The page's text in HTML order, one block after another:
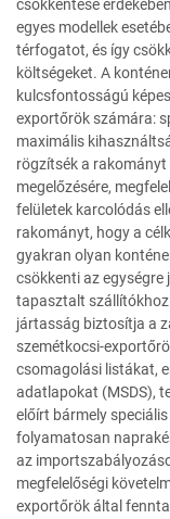
csökkentése
egyes modellek
térfogatot, és így
költségeket. A
kulcsfontosságú
exportőrök számára:
maximális
rögzítsék a
megelőzésére,
felületek karcolódás
rakományt, hogy a
gyakran olyan
csökkenti az egységre
tapasztalt szállítókhoz
jártasság biztosítja a
szemétkocsi-
csomagolási listákat,
adatlapokat (MSDS),
előírt bármely
folyamatosan
az
megfelelőségi
exportőrök által